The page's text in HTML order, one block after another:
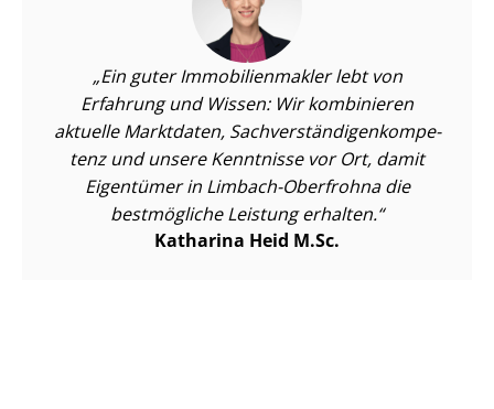
Ein guter Im­mo­bi­li­en­mak­ler lebt von
Erfahrung und Wissen: Wir kombinieren
aktuelle Marktdaten, Sach­ver­stän­di­gen­kom­pe­
tenz und unsere Kenntnisse vor Ort, damit
Eigentümer in Limbach-Oberfrohna die
bestmögliche Leistung erhalten.
Katharina Heid M.Sc.